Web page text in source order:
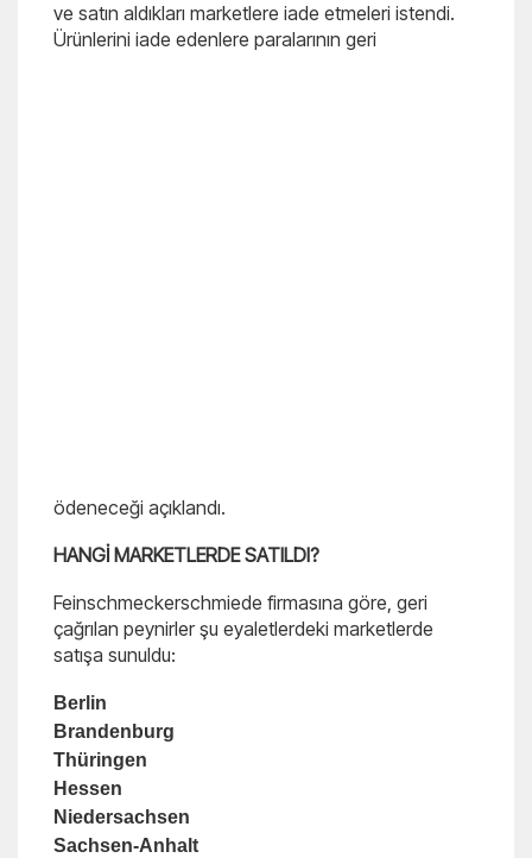
ve satın aldıkları marketlere iade etmeleri istendi.
Ürünlerini iade edenlere paralarının geri
ödeneceği açıklandı.
HANGİ MARKETLERDE SATILDI?
Feinschmeckerschmiede firmasına göre, geri
çağrılan peynirler şu eyaletlerdeki marketlerde
satışa sunuldu:
Berlin
Brandenburg
Thüringen
Hessen
Niedersachsen
Sachsen-Anhalt